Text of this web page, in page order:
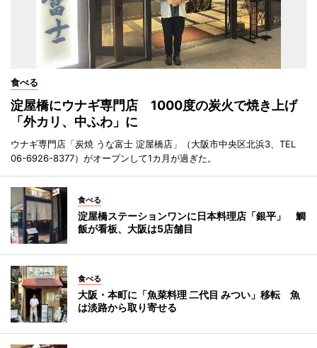
食べる
淀屋橋にウナギ専門店 1000度の炭火で焼き上げ
「外カリ、中ふわ」に
ウナギ専門店「炭焼 うな富士 淀屋橋店」（大阪市中央区北浜3、TEL
06-6926-8377）がオープンして1カ月が過ぎた。
食べる
淀屋橋ステーションワンに日本料理店「銀平」 鯛
飯が看板、大阪は5店舗目
食べる
大阪・本町に「魚菜料理 二代目 みつい」移転 魚
は淡路から取り寄せる